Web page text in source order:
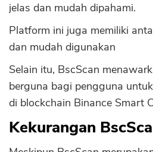
jelas dan mudah dipahami.
Platform ini juga memiliki
dan mudah digunakan
Selain itu, BscScan
berguna bagi pengguna
di blockchain Binance Smart
Kekurangan